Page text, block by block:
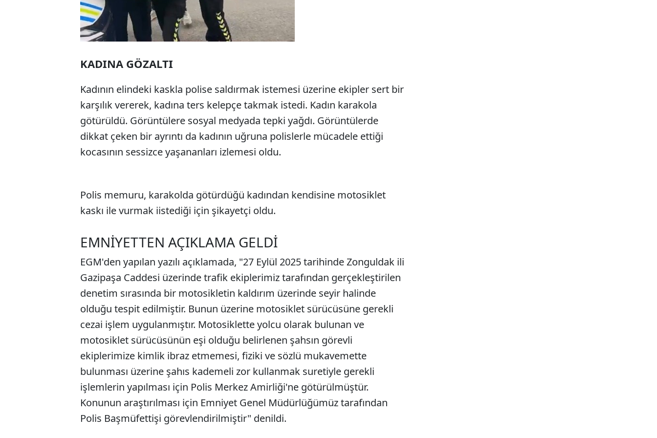
KADINA GÖZALTI
Kadının elindeki kaskla polise saldırmak istemesi üzerine ekipler sert bir
karşılık vererek, kadına ters kelepçe takmak istedi. Kadın karakola
götürüldü. Görüntülere sosyal medyada tepki yağdı. Görüntülerde
dikkat çeken bir ayrıntı da kadının uğruna polislerle mücadele ettiği
kocasının sessizce yaşananları izlemesi oldu.
Polis memuru, karakolda götürdüğü kadından kendisine motosiklet
kaskı ile vurmak iistediği için şikayetçi oldu.
EMNİYETTEN AÇIKLAMA GELDİ
EGM'den yapılan yazılı açıklamada, "27 Eylül 2025 tarihinde Zonguldak ili
Gazipaşa Caddesi üzerinde trafik ekiplerimiz tarafından gerçekleştirilen
denetim sırasında bir motosikletin kaldırım üzerinde seyir halinde
olduğu tespit edilmiştir. Bunun üzerine motosiklet sürücüsüne gerekli
cezai işlem uygulanmıştır. Motosiklette yolcu olarak bulunan ve
motosiklet sürücüsünün eşi olduğu belirlenen şahsın görevli
ekiplerimize kimlik ibraz etmemesi, fiziki ve sözlü mukavemette
bulunması üzerine şahıs kademeli zor kullanmak suretiyle gerekli
işlemlerin yapılması için Polis Merkez Amirliği'ne götürülmüştür.
Konunun araştırılması için Emniyet Genel Müdürlüğümüz tarafından
Polis Başmüfettişi görevlendirilmiştir" denildi.